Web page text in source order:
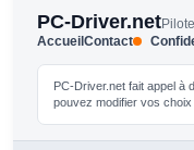
PC-Driver.net
AccueilContact
PC-Driver.net fait appel à
pouvez modifier vos choix